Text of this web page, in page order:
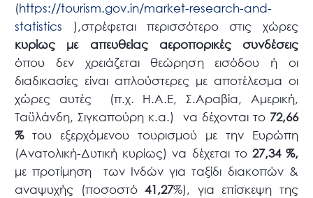
(https://tourism.gov.in/market-research-and-
statistics ),στρέφεται περισσότερο στις χώρες
κυρίως με απευθείας αεροπορικές συνδέσεις
όπου δεν χρειάζεται θεώρηση εισόδου ή οι
διαδικασίες είναι απλούστερες με αποτέλεσμα οι
χώρες αυτές (π.χ. Η.Α.Ε, Σ.Αραβία, Αμερική,
Ταϋλάνδη, Σιγκαπούρη κ.α.) να δέχονται το 72,66
%του εξερχόμενου τουρισμού με την Ευρώπη
(Ανατολική-Δυτική κυρίως) να δέχεται το 27,34 %,
με προτίμηση των Ινδών για ταξίδι διακοπών &
αναψυχής (ποσοστό41,27%), για επίσκεψη της